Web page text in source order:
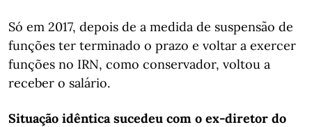
Só em 2017, depois de a medida de suspensão de
funções ter terminado o prazo e voltar a exercer
funções no IRN, como conservador, voltou a
receber o salário.
Situação idêntica sucedeu com o ex-diretor do